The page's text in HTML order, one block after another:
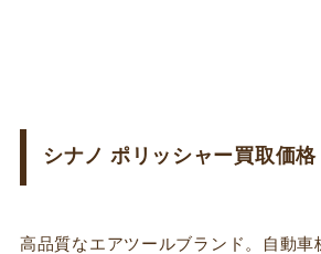
シナノ ポリッシャー買取価格
高品質なエアツールブランド。自動車